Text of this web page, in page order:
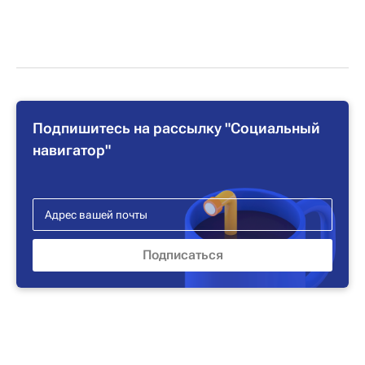
Подпишитесь на рассылку "Социальный
навигатор"